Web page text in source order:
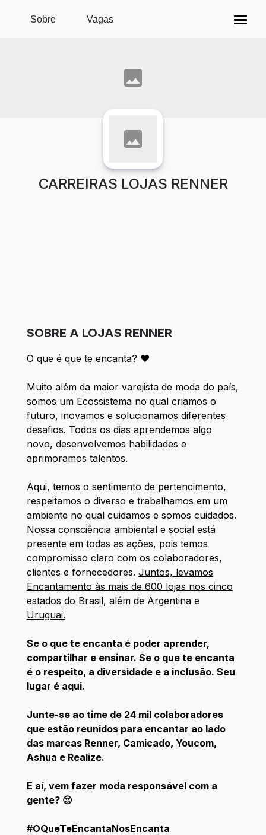
Pular para o conteúdo principal
Sobre Vagas
CARREIRAS LOJAS RENNER
SOBRE A LOJAS RENNER
O que é que te encanta? ❤️
Muito além da maior varejista de moda do país,
somos um Ecossistema no qual criamos o
futuro, inovamos e solucionamos diferentes
desafios. Todos os dias aprendemos algo
novo, desenvolvemos habilidades e
aprimoramos talentos.
Aqui, temos o sentimento de pertencimento,
respeitamos o diverso e trabalhamos em um
ambiente no qual cuidamos e somos cuidados.
Nossa consciência ambiental e social está
presente em todas as ações, pois temos
compromisso claro com os colaboradores,
clientes e fornecedores. Juntos, levamos
Encantamento às mais de 600 lojas nos cinco
estados do Brasil, além de Argentina e
Uruguai.
Se o que te encanta é poder aprender,
compartilhar e ensinar. Se o que te encanta
é o respeito, a diversidade e a inclusão. Seu
lugar é aqui.
Junte-se ao time de 24 mil colaboradores
que estão reunidos para encantar ao lado
das marcas Renner, Camicado, Youcom,
Ashua e Realize.
E aí, vem fazer moda responsável com a
gente? 😍
#OQueTeEncantaNosEncanta